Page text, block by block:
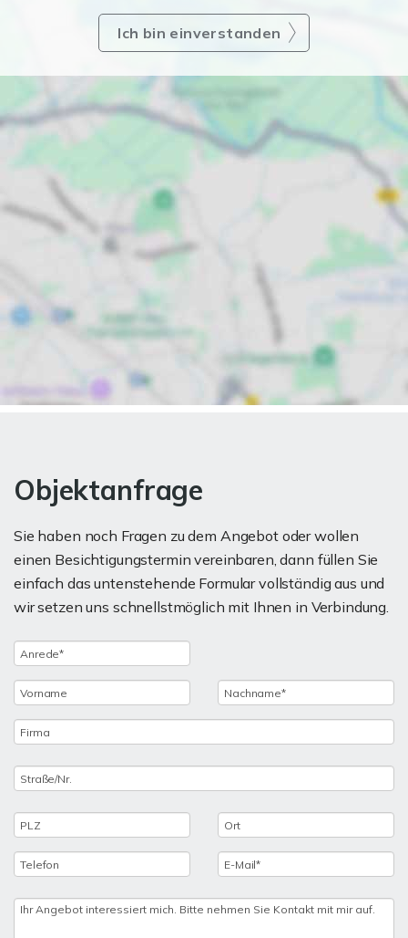
Ich bin einverstanden
Objektanfrage
Sie haben noch Fragen zu dem Angebot oder wollen
einen Besichtigungstermin vereinbaren, dann füllen Sie
einfach das untenstehende Formular vollständig aus und
wir setzen uns schnellstmöglich mit Ihnen in Verbindung.